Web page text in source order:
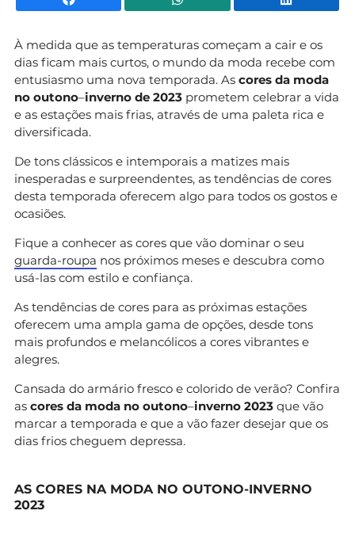
À medida que as temperaturas começam a cair e os
dias ficam mais curtos, o mundo da moda recebe com
entusiasmo uma nova temporada. As cores da moda
no outono–inverno de 2023 prometem celebrar a vida
e as estações mais frias, através de uma paleta rica e
diversificada.
De tons clássicos e intemporais a matizes mais
inesperadas e surpreendentes, as tendências de cores
desta temporada oferecem algo para todos os gostos e
ocasiões.
Fique a conhecer as cores que vão dominar o seu
guarda-roupa nos próximos meses e descubra como
usá-las com estilo e confiança.
As tendências de cores para as próximas estações
oferecem uma ampla gama de opções, desde tons
mais profundos e melancólicos a cores vibrantes e
alegres.
Cansada do armário fresco e colorido de verão? Confira
as cores da moda no outono–inverno 2023 que vão
marcar a temporada e que a vão fazer desejar que os
dias frios cheguem depressa.
AS CORES NA MODA NO OUTONO-INVERNO
2023